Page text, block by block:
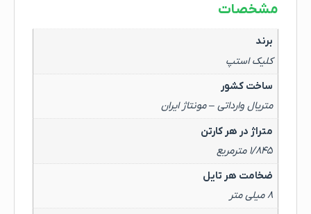
مشخصات
برند
کلیک استپ
ساخت کشور
متریال وارداتی – مونتاژ ایران
متراژ در هر کارتن
۱/۸۴۵ مترمربع
ضخامت هر تایل
۸ میلی متر